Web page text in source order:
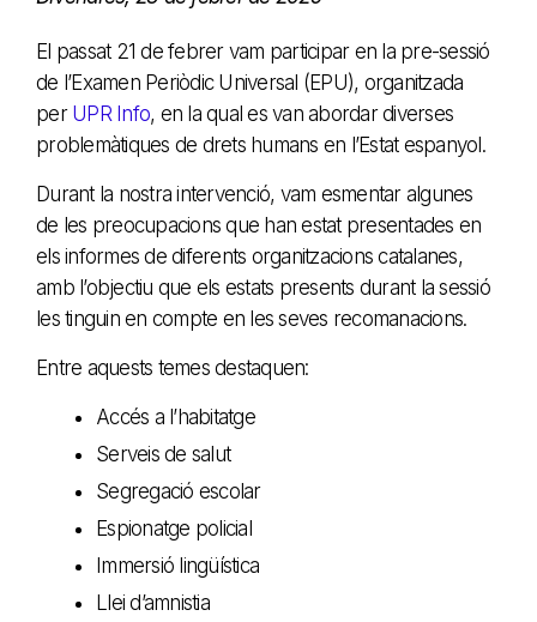
El passat 21 de febrer vam participar en la pre-sessió
de l’Examen Periòdic Universal (EPU), organitzada
per UPR Info, en la qual es van abordar diverses
problemàtiques de drets humans en l’Estat espanyol.
Durant la nostra intervenció, vam esmentar algunes
de les preocupacions que han estat presentades en
els informes de diferents organitzacions catalanes,
amb l’objectiu que els estats presents durant la sessió
les tinguin en compte en les seves recomanacions.
Entre aquests temes destaquen:
Accés a l’habitatge
Serveis de salut
Segregació escolar
Espionatge policial
Immersió lingüística
Llei d’amnistia